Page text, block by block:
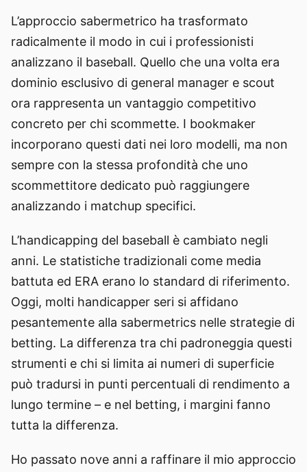
L’approccio sabermetrico ha trasformato
radicalmente il modo in cui i professionisti
analizzano il baseball. Quello che una volta era
dominio esclusivo di general manager e scout
ora rappresenta un vantaggio competitivo
concreto per chi scommette. I bookmaker
incorporano questi dati nei loro modelli, ma non
sempre con la stessa profondità che uno
scommettitore dedicato può raggiungere
analizzando i matchup specifici.
L’handicapping del baseball è cambiato negli
anni. Le statistiche tradizionali come media
battuta ed ERA erano lo standard di riferimento.
Oggi, molti handicapper seri si affidano
pesantemente alla sabermetrics nelle strategie di
betting. La differenza tra chi padroneggia questi
strumenti e chi si limita ai numeri di superficie
può tradursi in punti percentuali di rendimento a
lungo termine – e nel betting, i margini fanno
tutta la differenza.
Ho passato nove anni a raffinare il mio approccio